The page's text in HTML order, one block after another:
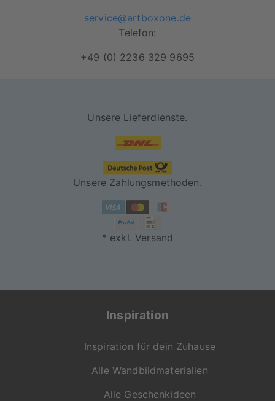
service@artboxone.de
Telefon:
+49 (0) 2236 329 9695
Unsere Lieferdienste.
Unsere Zahlungsmethoden.
* exkl. Versand
Inspiration
Inspiration für dein Zuhause
Alle Wandbildmaterialien
Alle Geschenkideen